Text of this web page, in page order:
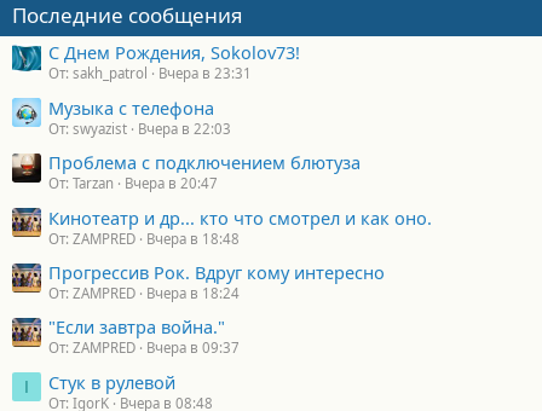
Последние сообщения
С Днем Рождения, Sokolov73!
От: sakh_patrol Вчера в 23:31
Музыка с телефона
От: swyazist Вчера в 22:03
Проблема с подключением блютуза
От: Tarzan Вчера в 20:47
Кинотеатр и др... кто что смотрел и как оно.
От: ZAMPRED Вчера в 18:48
Прогрессив Рок. Вдруг кому интересно
От: ZAMPRED Вчера в 18:24
"Если завтра война."
От: ZAMPRED Вчера в 09:37
I Стук в рулевой
От: IgorK Вчера в 08:48